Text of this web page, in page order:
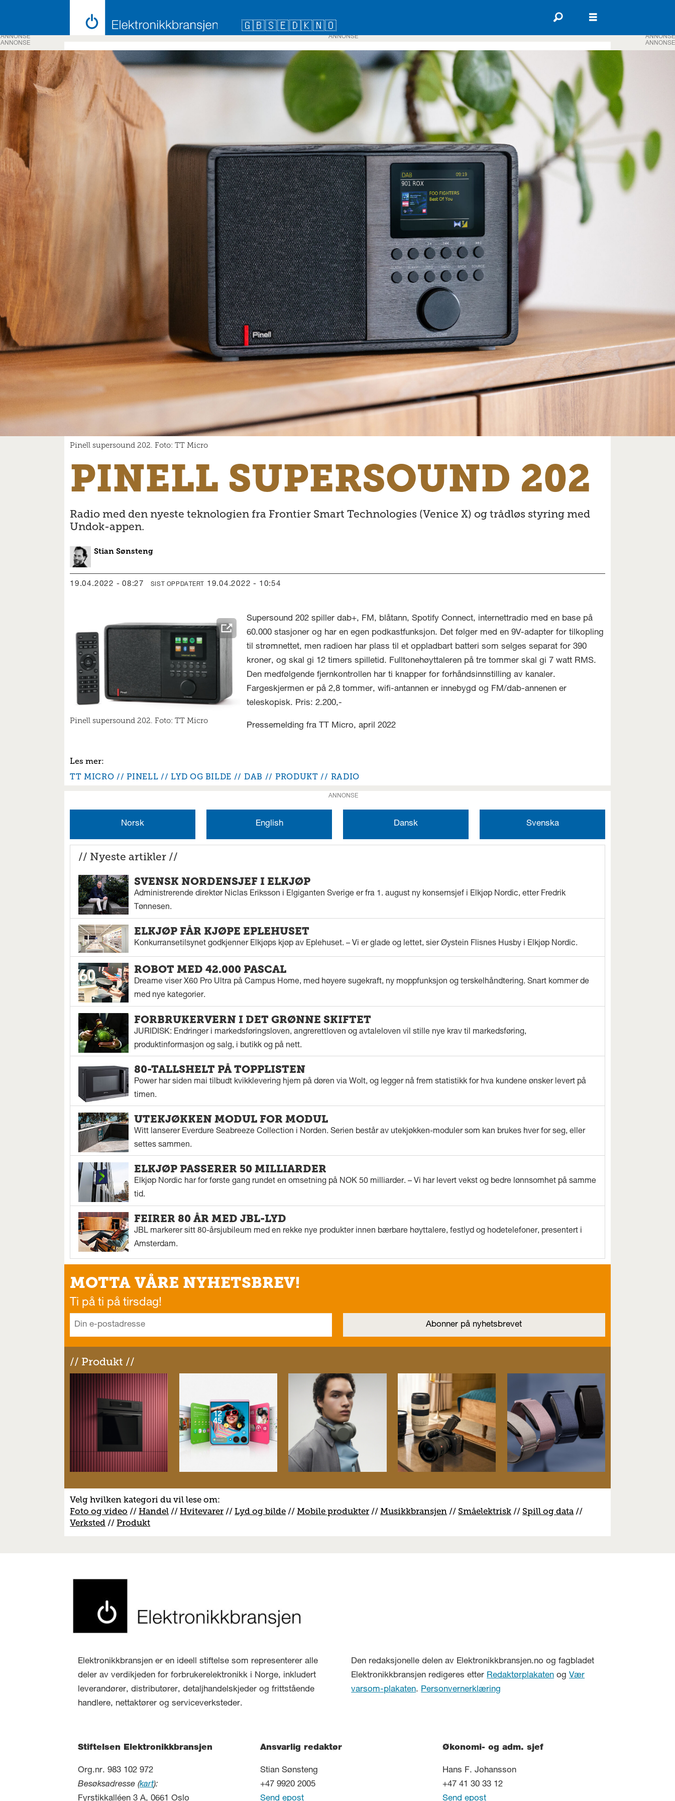
🇬🇧🇸🇪🇩🇰🇳🇴
ANNONSE
Pinell supersound 202. Foto: TT Micro
PINELL SUPERSOUND 202
Radio med den nyeste teknologien fra Frontier Smart Technologies (Venice X) og trådløs styring med
Undok-appen.
Stian Sønsteng
19.04.2022 - 08:27 SIST OPPDATERT 19.04.2022 - 10:54
Pinell supersound 202. Foto: TT Micro
Supersound 202 spiller dab+, FM, blåtann, Spotify Connect, internettradio med en base på
60.000 stasjoner og har en egen podkastfunksjon. Det følger med en 9V-adapter for tilkopling
til strømnettet, men radioen har plass til et oppladbart batteri som selges separat for 390
kroner, og skal gi 12 timers spilletid. Fulltonehøyttaleren på tre tommer skal gi 7 watt RMS.
Den medfølgende fjernkontrollen har ti knapper for forhåndsinnstilling av kanaler.
Fargeskjermen er på 2,8 tommer, wifi-antannen er innebygd og FM/dab-annenen er
teleskopisk. Pris: 2.200,-
Pressemelding fra TT Micro, april 2022
TT MICRO PINELL LYD OG BILDE DAB PRODUKT RADIO
ANNONSE
Norsk English Dansk Svenska
// Nyeste artikler //
SVENSK NORDENSJEF I ELKJØP
Administrerende direktør Niclas Eriksson i Elgiganten Sverige er fra 1. august ny konsernsjef i Elkjøp Nordic, etter Fredrik
Tønnesen.
ELKJØP FÅR KJØPE EPLEHUSET
Konkurransetilsynet godkjenner Elkjøps kjøp av Eplehuset. – Vi er glade og lettet, sier Øystein Flisnes Husby i Elkjøp Nordic.
ROBOT MED 42.000 PASCAL
Dreame viser X60 Pro Ultra på Campus Home, med høyere sugekraft, ny moppfunksjon og terskelhåndtering. Snart kommer de
med nye kategorier.
FORBRUKERVERN I DET GRØNNE SKIFTET
JURIDISK: Endringer i markedsføringsloven, angrerettloven og avtaleloven vil stille nye krav til markedsføring,
produktinformasjon og salg, i butikk og på nett.
80-TALLSHELT PÅ TOPPLISTEN
Power har siden mai tilbudt kvikklevering hjem på døren via Wolt, og legger nå frem statistikk for hva kundene ønsker levert på
timen.
UTEKJØKKEN MODUL FOR MODUL
Witt lanserer Everdure Seabreeze Collection i Norden. Serien består av utekjøkken-moduler som kan brukes hver for seg, eller
settes sammen.
ELKJØP PASSERER 50 MILLIARDER
Elkjøp Nordic har for første gang rundet en omsetning på NOK 50 milliarder. – Vi har levert vekst og bedre lønnsomhet på samme
tid.
FEIRER 80 ÅR MED JBL-LYD
JBL markerer sitt 80-årsjubileum med en rekke nye produkter innen bærbare høyttalere, festlyd og hodetelefoner, presentert i
Amsterdam.
MOTTA VÅRE NYHETSBREV!
Ti på ti på tirsdag!
// Produkt //
Velg hvilken kategori du vil lese om:
Foto og video //Handel //Hvitevarer // Lyd og bilde //Mobile produkter //Musikkbransjen // Småelektrisk // Spill og data //
Verksted //Produkt
ANNONSE
ANNONSE
ANNONSE
ANNONSE
Elektronikkbransjen er en ideell stiftelse som representerer alle
deler av verdikjeden for forbrukerelektronikk i Norge, inkludert
leverandører, distributører, detaljhandelskjeder og frittstående
handlere, nettaktører og serviceverksteder.
Den redaksjonelle delen av Elektronikkbransjen.no og fagbladet
Elektronikkbransjen redigeres etter Redaktørplakaten ogVær
varsom-plakaten. Personvernerklæring
Stiftelsen Elektronikkbransjen
Org.nr. 983 102 972
Besøksadresse (kart):
Fyrstikkalléen 3 A, 0661 Oslo
Ansvarlig redaktør
Stian Sønsteng
+47 9920 2005
Send epost
Økonomi- og adm. sjef
Hans F. Johansson
+47 41 30 33 12
Send epost